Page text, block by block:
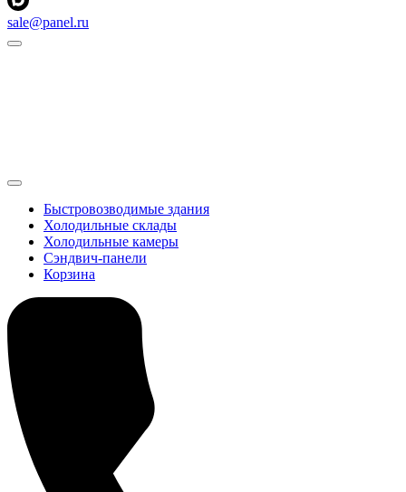
sale@panel.ru
Быстровозводимые здания
Холодильные склады
Холодильные камеры
Сэндвич-панели
Корзина